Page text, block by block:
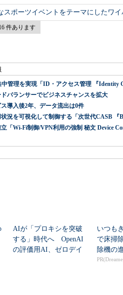
スポーツイベントをテーマにしたワ
件あります
管理を実現「ID・アクセス管理 『Identity
バランサーでビジネスチャンスを拡大
導入後2年、データ流出は0件
況を可視化して制御する「次世代CASB 『
「Wi-Fi制御/VPN利用の強制 秘文 Device
AIが「プロキシを突破
する」時代へ OpenAI
の評価用AI、ゼロデイ
いつも
で床掃
除機の